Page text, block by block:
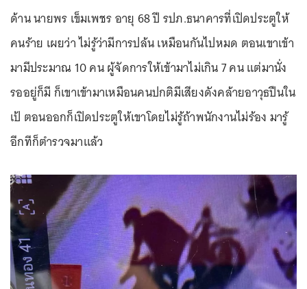
ด้าน นายพร เข็มเพชร อายุ 68 ปี รปภ.ธนาคารที่เปิดประตูให้
คนร้าย เผยว่า ไม่รู้ว่ามีการปล้น เหมือนกันไปหมด ตอนเขาเข้า
มามีประมาณ 10 คน ผู้จัดการให้เข้ามาไม่เกิน 7 คน แต่มานั่ง
รออยู่ก็มี ก็เขาเข้ามาเหมือนคนปกติมีเสียงดังคล้ายอาวุธปืนใน
เป้ ตอนออกก็เปิดประตูให้เขาโดยไม่รู้ถ้าพนักงานไม่ร้อง มารู้
อีกทีก็ตำรวจมาแล้ว